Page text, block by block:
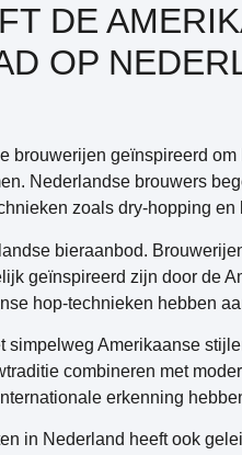
DE
OP
brouwerijen geïnspireerd
Nederlandse brouwers
zoals dry-hopping en
bieraanbod.
geïnspireerd zijn door de
hop-technieken hebben
Amerikaanse
combineren met
erkenning
in Nederland heeft ook